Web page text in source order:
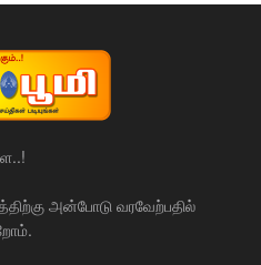
அன்போடு வரவேற்பதில்